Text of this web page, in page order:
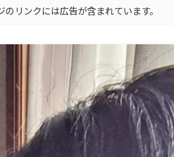
のリンクには広告が含まれています。